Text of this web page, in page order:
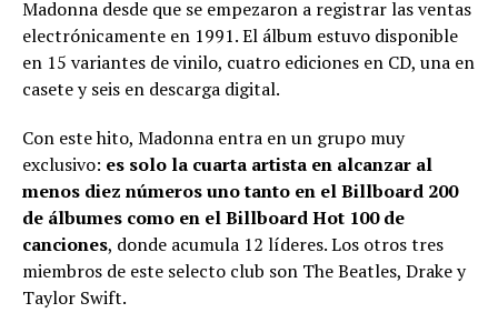
Madonna desde que se empezaron a registrar las ventas
electrónicamente en 1991. El álbum estuvo disponible
en 15 variantes de vinilo, cuatro ediciones en CD, una en
casete y seis en descarga digital.
Con este hito, Madonna entra en un grupo muy
exclusivo: es solo la cuarta artista en alcanzar al
menos diez números uno tanto en el Billboard 200
de álbumes como en el Billboard Hot 100 de
canciones, donde acumula 12 líderes. Los otros tres
miembros de este selecto club son The Beatles, Drake y
Taylor Swift.